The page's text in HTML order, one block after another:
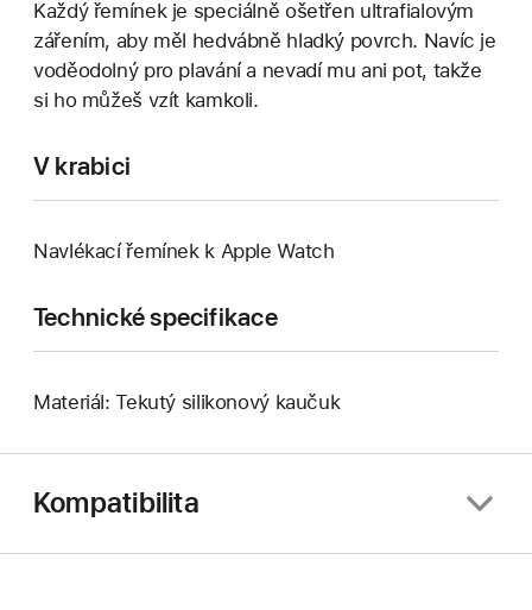
Každý řemínek je speciálně ošetřen ultrafialovým
zářením, aby měl hedvábně hladký povrch. Navíc je
voděodolný pro plavání a nevadí mu ani pot, takže
si ho můžeš vzít kamkoli.
V krabici
Navlékací řemínek k Apple Watch
Technické specifikace
Materiál: Tekutý silikonový kaučuk
Kompatibilita